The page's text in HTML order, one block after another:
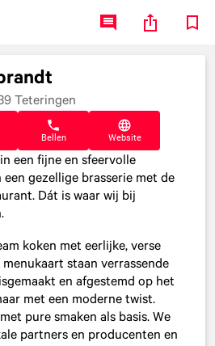
Teteringen
Bellen Website
een fijne en sfeervolle
gezellige brasserie met de
Dát is waar wij bij
koken met eerlijke, verse
staan verrassende
en afgestemd op het
met een moderne twist.
pure smaken als basis. We
partners en producenten en